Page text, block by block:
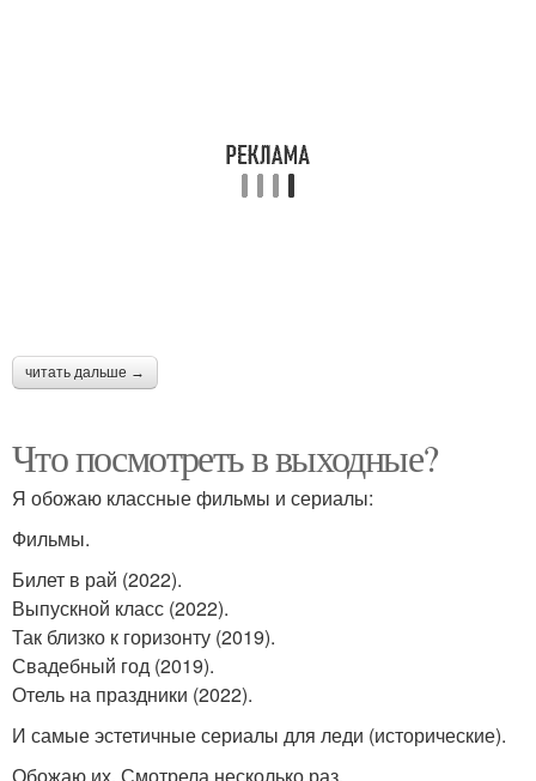
читать дальше →
Что посмотреть в выходные?
Я обожаю классные фильмы и сериалы:
Фильмы.
Билет в рай (2022).
Выпускной класс (2022).
Так близко к горизонту (2019).
Свадебный год (2019).
Отель на праздники (2022).
И самые эстетичные сериалы для леди (исторические).